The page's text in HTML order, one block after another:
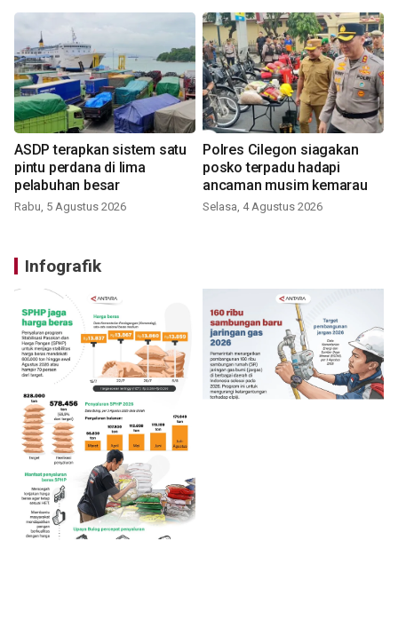
ASDP terapkan sistem satu
pintu perdana di lima
pelabuhan besar
Rabu, 5 Agustus 2026
Polres Cilegon siagakan
posko terpadu hadapi
ancaman musim kemarau
Selasa, 4 Agustus 2026
Infografik